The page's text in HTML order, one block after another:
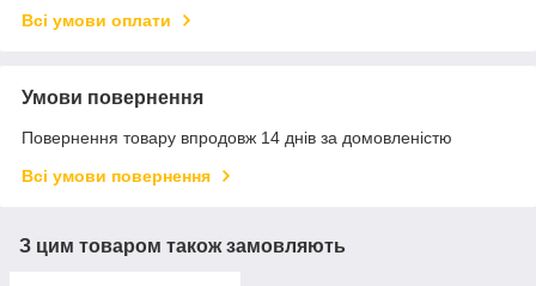
Всі умови оплати
Умови повернення
Повернення товару впродовж 14 днів за домовленістю
Всі умови повернення
З цим товаром також замовляють